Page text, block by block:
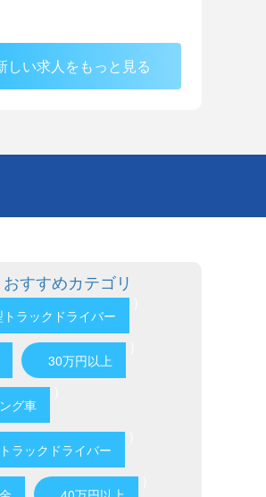
しい求人をもっと見る
おすすめカテゴリ
トラックドライバー
30万円以上
グ車
ラックドライバー